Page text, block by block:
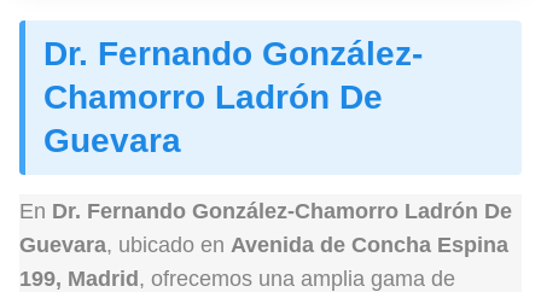
Dr. Fernando González-
Chamorro Ladrón De
Guevara
En Dr. Fernando González-Chamorro Ladrón De
Guevara, ubicado en Avenida de Concha Espina
199, Madrid , ofrecemos una amplia gama de